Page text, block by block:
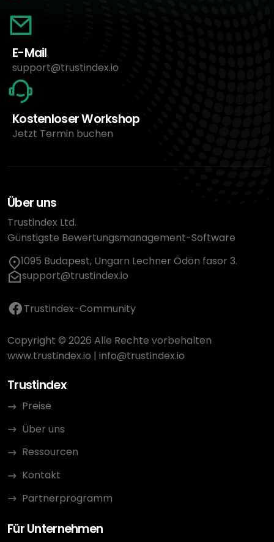
E-Mail
support@trustindex.io
Kostenloser Workshop
Jetzt Termin buchen
Über uns
Trustindex Ltd.
Günstigste Bewertungsmanagement-Software
1095 Budapest, Ungarn Lechner Ödön fasor 3.
support@trustindex.io
Trustindex-Community
Copyright © 2026 Alle Rechte vorbehalten
www.trustindex.io | info@trustindex.io
Trustindex
Preise
Über uns
Ressourcen
Kontakt
Partnerprogramm
Für Unternehmen